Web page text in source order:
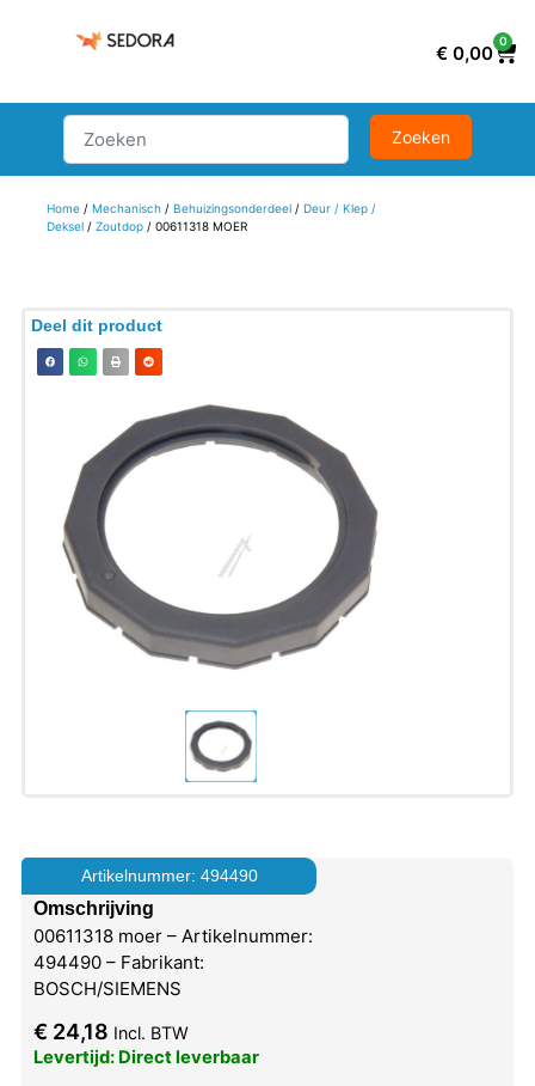
€ 0,00
0
Home/ Mechanisch/ Behuizingsonderdeel/ Deur / Klep /
Deksel/ Zoutdop/ 00611318 MOER
Deel dit product
Artikelnummer: 494490
Omschrijving
00611318 moer – Artikelnummer:
494490 – Fabrikant:
BOSCH/SIEMENS
€ 24,18 Incl. BTW
Levertijd: Direct leverbaar